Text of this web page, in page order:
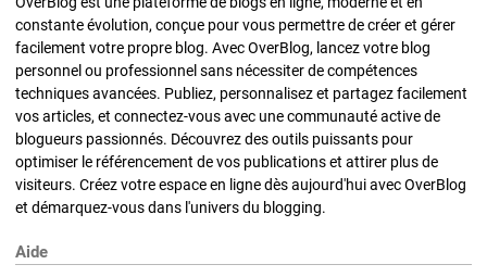
constante évolution, conçue pour vous permettre de créer et gérer
facilement votre propre blog. Avec OverBlog, lancez votre blog
personnel ou professionnel sans nécessiter de compétences
techniques avancées. Publiez, personnalisez et partagez facilement
vos articles, et connectez-vous avec une communauté active de
blogueurs passionnés. Découvrez des outils puissants pour
optimiser le référencement de vos publications et attirer plus de
visiteurs. Créez votre espace en ligne dès aujourd'hui avec OverBlog
et démarquez-vous dans l'univers du blogging.
Aide